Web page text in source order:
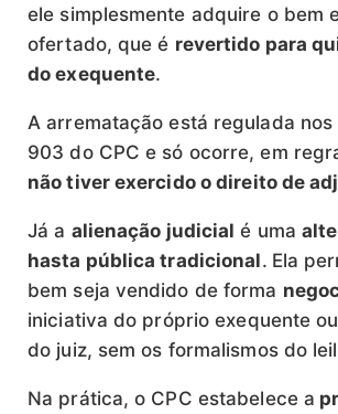
ele simplesmente adquire o bem
ofertado, que é revertido para
do exequente.
A arrematação está regulada
903 do CPC e só ocorre, em
não tiver exercido o direito de
Já a alienação judicial é uma
hasta pública tradicional. Ela
bem seja vendido de forma
iniciativa do próprio exequente
do juiz, sem os formalismos do
Na prática, o CPC estabelece a